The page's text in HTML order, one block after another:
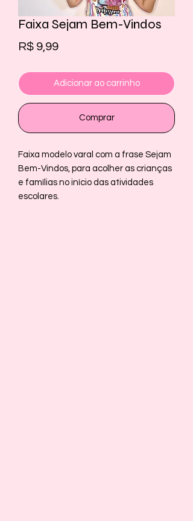
Faixa Sejam Bem-Vindos
R$ 9,99Preço
Adicionar ao carrinho
Comprar
Faixa modelo varal com a frase Sejam
Bem-Vindos, para acolher as crianças
e famílias no início das atividades
escolares.